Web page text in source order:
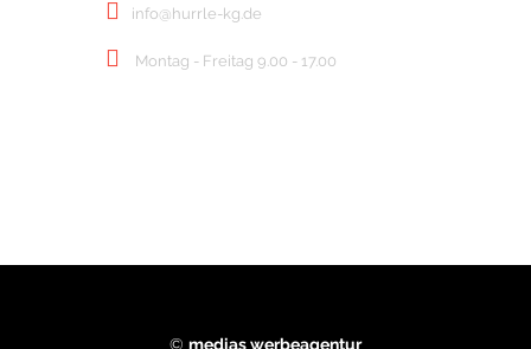
info@hurrle-kg.de
Montag - Freitag 9.00 - 17.00
© medias werbeagentur